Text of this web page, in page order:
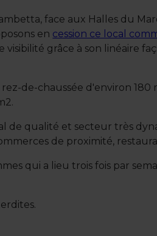
face aux Halles du
en cession ce local
grâce à son linéaire
de-chaussée d'environ 180
de qualité et secteur très
de proximité,
qui a lieu trois fois par